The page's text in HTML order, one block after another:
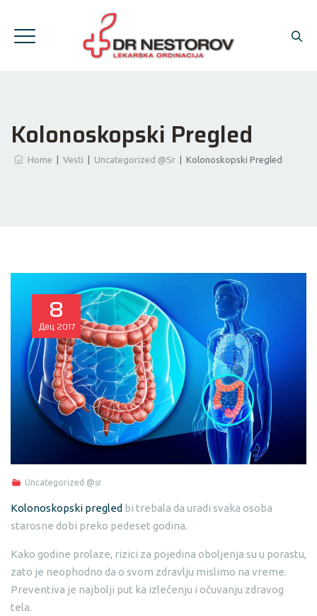
Kolonoskopski Pregled
Home Vesti Uncategorized @sr Kolonoskopski Pregled
8
Дец 2017
Uncategorized @sr
Kolonoskopski pregled bi trebala da uradi svaka osoba
starosne dobi preko pedeset godina.
Kako godine prolaze, rizici za pojedina oboljenja su u porastu,
zato je neophodno da o svom zdravlju mislimo na vreme.
Preventiva je najbolji put ka izlečenju i očuvanju zdravog
tela.